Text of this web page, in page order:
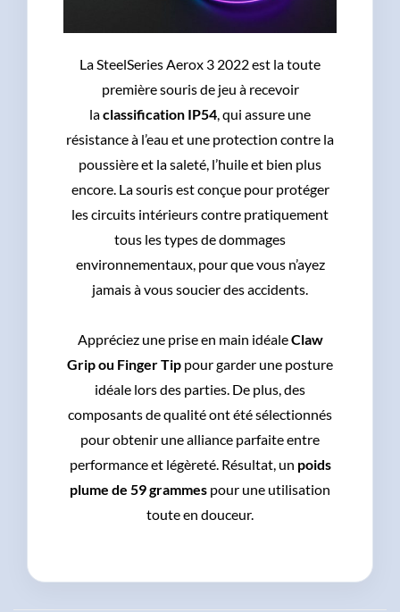
La SteelSeries Aerox 3 2022 est la toute
première souris de jeu à recevoir
laclassification IP54, qui assure une
résistance à l’eau et une protection contre la
poussière et la saleté, l’huile et bien plus
encore. La souris est conçue pour protéger
les circuits intérieurs contre pratiquement
tous les types de dommages
environnementaux, pour que vous n’ayez
jamais à vous soucier des accidents.
Appréciez une prise en main idéaleClaw
Grip ou Finger Tip pour garder une posture
idéale lors des parties. De plus, des
composants de qualité ont été sélectionnés
pour obtenir une alliance parfaite entre
performance et légèreté. Résultat, un poids
plume de 59 grammes pour une utilisation
toute en douceur.